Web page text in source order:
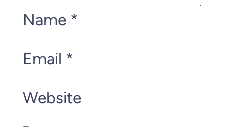
Name *
Email *
Website